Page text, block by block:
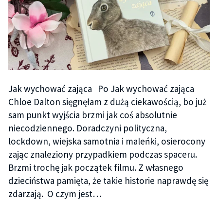
Jak wychować zająca Po Jak wychować zająca
Chloe Dalton sięgnęłam z dużą ciekawością, bo już
sam punkt wyjścia brzmi jak coś absolutnie
niecodziennego. Doradczyni polityczna,
lockdown, wiejska samotnia i maleńki, osierocony
zając znaleziony przypadkiem podczas spaceru.
Brzmi trochę jak początek filmu. Z własnego
dzieciństwa pamięta, że takie historie naprawdę się
zdarzają. O czym jest…